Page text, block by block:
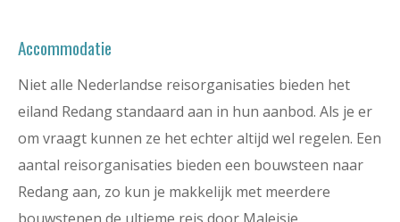
Accommodatie
Niet alle Nederlandse reisorganisaties bieden het
eiland Redang standaard aan in hun aanbod. Als je er
om vraagt kunnen ze het echter altijd wel regelen. Een
aantal reisorganisaties bieden een bouwsteen naar
Redang aan, zo kun je makkelijk met meerdere